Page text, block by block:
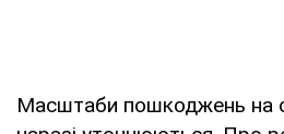
Масштаби пошкоджень на